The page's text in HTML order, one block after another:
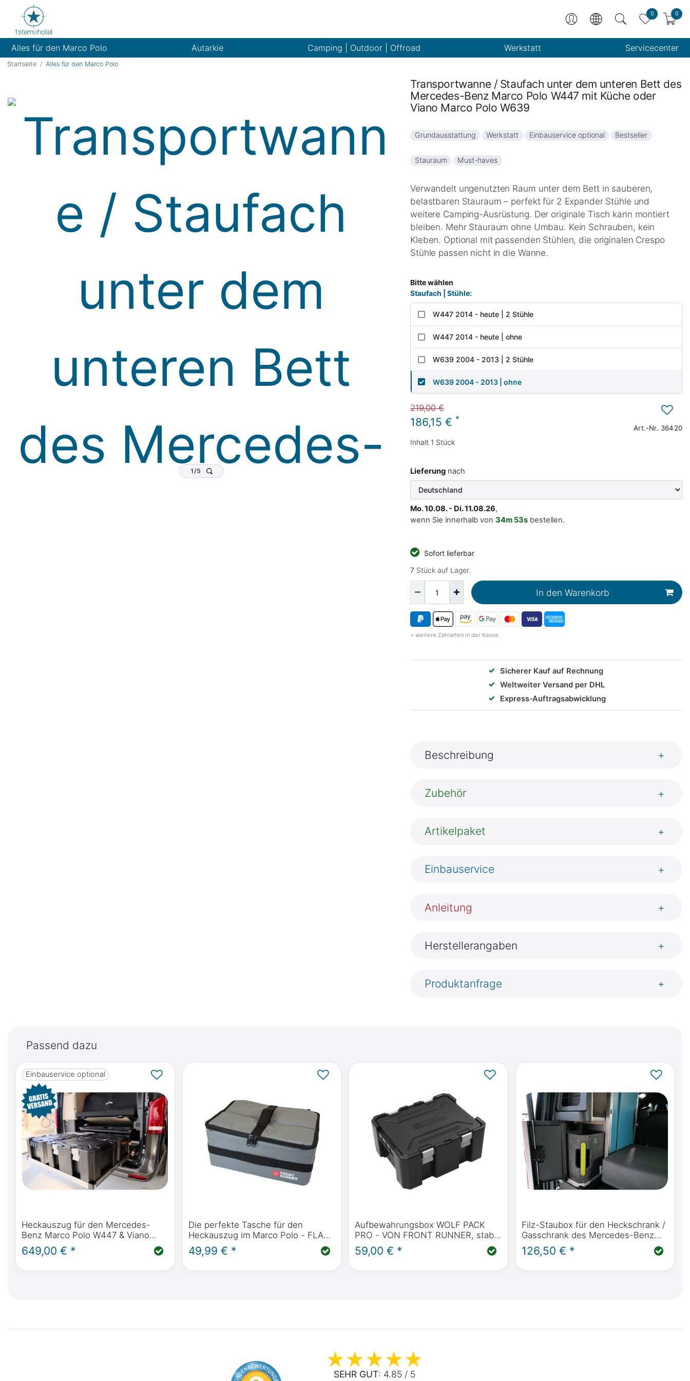
0 0
Alles für den Marco Polo Autarkie Camping | Outdoor | Offroad Werkstatt Servicecenter
Startseite Alles für den Marco Polo
Transportwanne / Staufach unter dem unteren Bett des
Mercedes-Benz Marco Polo W447 mit Küche oder
Viano Marco Polo W639
Grundausstattung Werkstatt Einbauservice optional Bestseller
Stauraum Must-haves
Verwandelt ungenutzten Raum unter dem Bett in sauberen,
belastbaren Stauraum – perfekt für 2 Expander Stühle und
weitere Camping-Ausrüstung. Der originale Tisch kann montiert
bleiben. Mehr Stauraum ohne Umbau. Kein Schrauben, kein
Kleben. Optional mit passenden Stühlen, die originalen Crespo
Stühle passen nicht in die Wanne.
Bitte wählen
Staufach | Stühle:
W447 2014 - heute | 2 Stühle
W447 2014 - heute | ohne
W639 2004 - 2013 | 2 Stühle
W639 2004 - 2013 | ohne
219,00 €
186,15 € *
Inhalt 1 Stück
Art.-Nr. 36420
Lieferung nach
Mo. 10.08. - Di. 11.08.26,
wenn Sie innerhalb von 34m 53s bestellen.
Sofort lieferbar
7 Stück auf Lager.
In den Warenkorb
+ weitere Zahlarten in der Kasse
✓
Sicherer Kauf auf Rechnung
✓
Weltweiter Versand per DHL
✓
Express‑Auftragsabwicklung
Beschreibung +
Zubehör +
Artikelpaket +
Einbauservice +
Anleitung +
Herstellerangaben +
Produktanfrage +
Passend dazu
Einbauservice optional
Heckauszug für den Mercedes-
Benz Marco Polo W447 & Viano
Marco Polo W639 oder Mercedes-
Benz Marco Polo Horizon & Activity
649,00 € *
Die perfekte Tasche für den
Heckauszug im Marco Polo - FLAT
PACK AUFBEWAHRUNGSBOX -
VON FRONT RUNNER
49,99 € *
Aufbewahrungsbox WOLF PACK
PRO - VON FRONT RUNNER, stabil,
stapelbar, Staub- und wasserdicht
59,00 € *
Filz-Staubox für den Heckschrank /
Gasschrank des Mercedes-Benz
Marco Polo mit Küche (2014 -
heute)
126,50 € *
SEHR GUT: 4.85 / 5